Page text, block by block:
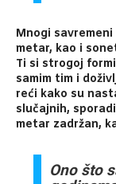
Mnogi
metar, kao i
Ti si strogoj
samim tim i
reći kako su
slučajnih,
metar zadržan,
Ono što